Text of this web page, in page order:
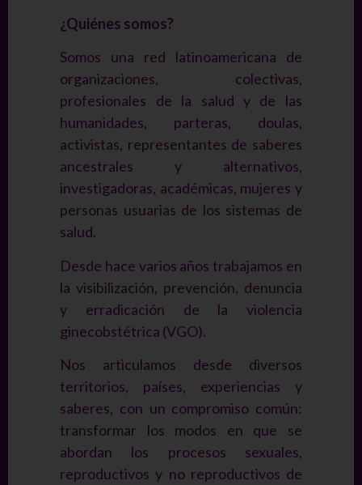
¿Quiénes somos?
Somos una red latinoamericana de
organizaciones, colectivas,
profesionales de la salud y de las
humanidades, parteras, doulas,
activistas, representantes de saberes
ancestrales y alternativos,
investigadoras, académicas, mujeres y
personas usuarias de los sistemas de
salud.
Desde hace varios años trabajamos en
la visibilización, prevención, denuncia
y erradicación de la violencia
ginecobstétrica (VGO).
Nos articulamos desde diversos
territorios, países, experiencias y
saberes, con un compromiso común:
transformar los modos en que se
abordan los procesos sexuales,
reproductivos y no reproductivos de